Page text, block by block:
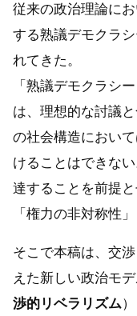
従来の政治理論に
する熟議デモクラ
れてきた。
「熟議デモクラシ
は、理想的な討議
の社会構造におい
けることはできな
達することを前提
「権力の非対称性
そこで本稿は、交
えた新しい政治モ
渉的リベラリズム